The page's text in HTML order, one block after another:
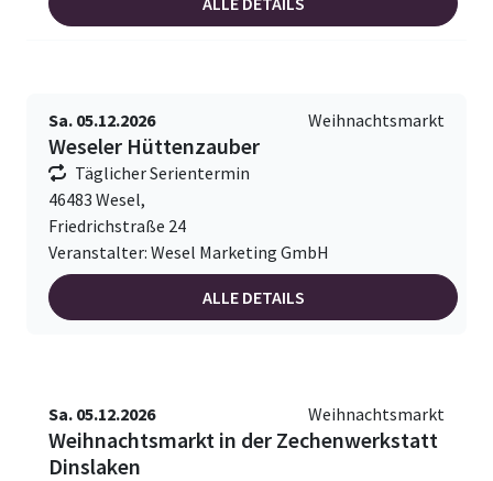
Sa. 05.12.2026 Weihnachtsmarkt
Weseler Hüttenzauber
Täglicher Serientermin
46483 Wesel,
Friedrichstraße 24
Veranstalter: Wesel Marketing GmbH
ALLE DETAILS
Sa. 05.12.2026 Weihnachtsmarkt
Weihnachtsmarkt in der Zechenwerkstatt
Dinslaken